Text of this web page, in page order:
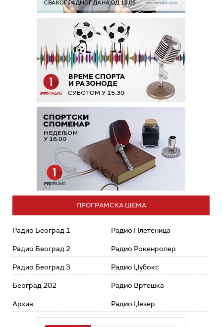
ПРОГРАМСКА ШЕМА
Радио Београд 1
Радио Београд 2
Радио Београд 3
Београд 202
Архив
Радио Плетеница
Радио Рокенролер
Радио Џубокс
Радио Вртешка
Радио Џезер